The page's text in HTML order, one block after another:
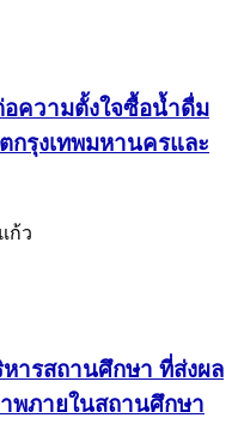
ความตั้งใจซื้อน้ำดื่ม
กรุงเทพมหานครและ
ก้ว
ารสถานศึกษา ที่ส่งผล
พภายในสถานศึกษา